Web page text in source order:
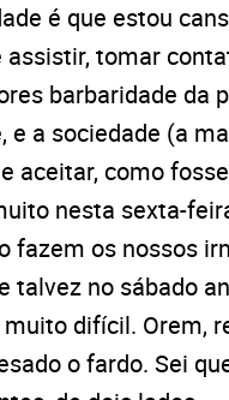
é que estou
assistir, tomar
barbaridade da
e a sociedade (a
aceitar, como
nesta sexta-
fazem os nossos
talvez no sábado
difícil. Orem,
o fardo. Sei